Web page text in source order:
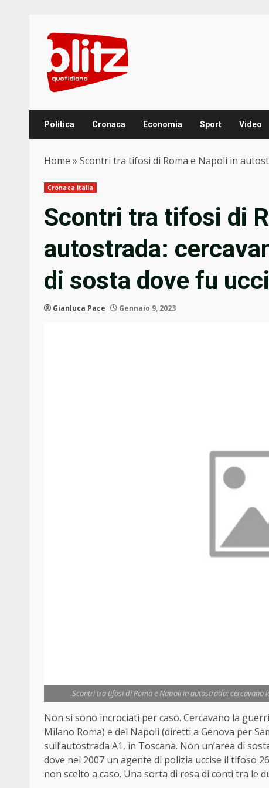
content
Politica Cronaca Economia Sport Video
Home » Scontri tra tifosi di Roma e Napoli in
Cronaca Italia
Scontri tra tifosi di
autostrada:
di sosta dove fu
Gianluca Pace Gennaio 9, 2023
Scontri tra tifosi di Roma e Napoli in autostrada:
Non si sono incrociati per caso. Cercavano la
Milano Roma) e del Napoli (diretti a Genova per
sull’autostrada A1, in Toscana. Non un’area di
dove nel 2007 un agente di polizia uccise il tifoso
non scelto a caso. Una sorta di resa di conti tra le